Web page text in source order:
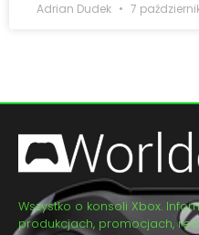
Adrian Dudek 7
Wszystko o konsoli Xbox.
produkcjach, promocjach,